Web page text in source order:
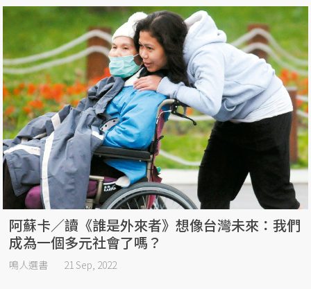
阿蘇卡／讀《誰是外來者》想像台灣未來：我們
成為一個多元社會了嗎？
鳴人選書 21 Sep, 2022